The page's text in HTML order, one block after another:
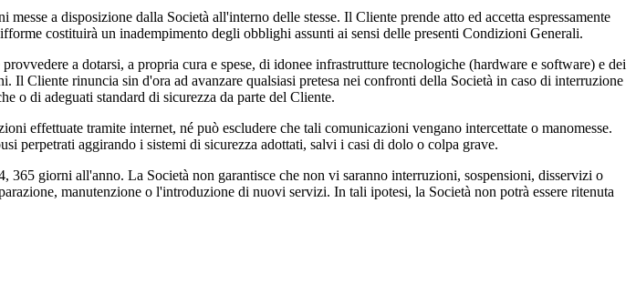
a disposizione dalla Società all'interno delle stesse. Il Cliente prende atto ed accetta espressamente
costituirà un inadempimento degli obblighi assunti ai sensi delle presenti Condizioni Generali.
a dotarsi, a propria cura e spese, di idonee infrastrutture tecnologiche (hardware e software) e dei
Cliente rinuncia sin d'ora ad avanzare qualsiasi pretesa nei confronti della Società in caso di interruzione
o di adeguati standard di sicurezza da parte del Cliente.
effettuate tramite internet, né può escludere che tali comunicazioni vengano intercettate o manomesse.
perpetrati aggirando i sistemi di sicurezza adottati, salvi i casi di dolo o colpa grave.
365 giorni all'anno. La Società non garantisce che non vi saranno interruzioni, sospensioni, disservizi o
manutenzione o l'introduzione di nuovi servizi. In tali ipotesi, la Società non potrà essere ritenuta